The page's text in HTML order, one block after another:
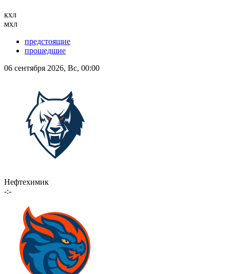
кхл
мхл
предстоящие
прошедшие
06 сентября 2026, Вс, 00:00
Нефтехимик
-:-